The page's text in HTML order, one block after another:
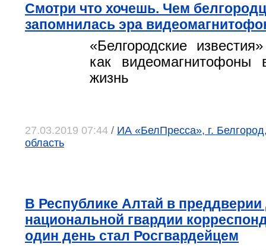
Смотри что хочешь. Чем
запомнилась эра
«Белгородские
как
жизнь
27.03.2019 07:44 / ИА «БелПресса», г.
область
В Республике Алтай в преддверии
национальной гвардии
один день стал Росгвардейцем